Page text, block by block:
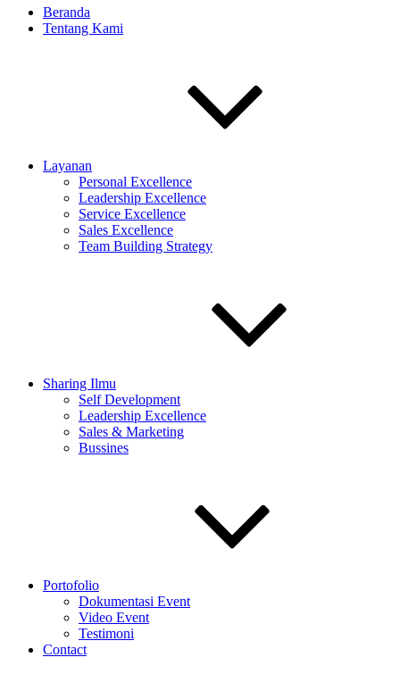
Beranda
Tentang Kami
Layanan
Personal Excellence
Leadership Excellence
Service Excellence
Sales Excellence
Team Building Strategy
Sharing Ilmu
Self Development
Leadership Excellence
Sales & Marketing
Bussines
Portofolio
Dokumentasi Event
Video Event
Testimoni
Contact